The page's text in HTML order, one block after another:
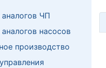
ЧП
насосов
производство